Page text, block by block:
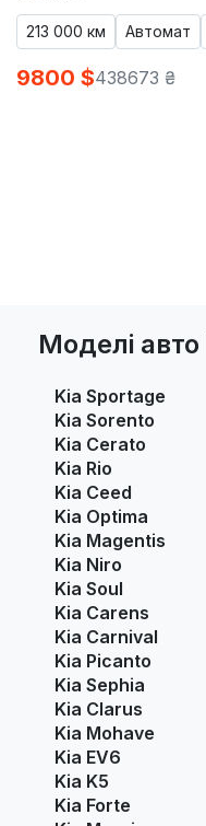
213 000 км Автомат
9800 $438673 ₴
Моделі авто
Kia Sportage
Kia Sorento
Kia Cerato
Kia Rio
Kia Ceed
Kia Optima
Kia Magentis
Kia Niro
Kia Soul
Kia Carens
Kia Carnival
Kia Picanto
Kia Sephia
Kia Clarus
Kia Mohave
Kia EV6
Kia K5
Kia Forte